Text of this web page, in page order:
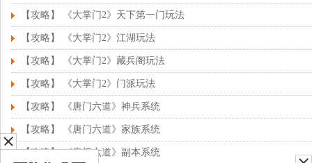
【攻略】 《大掌门2》天下第一门玩法
【攻略】 《大掌门2》江湖玩法
【攻略】 《大掌门2》藏兵阁玩法
【攻略】 《大掌门2》门派玩法
【攻略】 《唐门六道》神兵系统
【攻略】 《唐门六道》家族系统
【攻略】 《唐门六道》副本系统